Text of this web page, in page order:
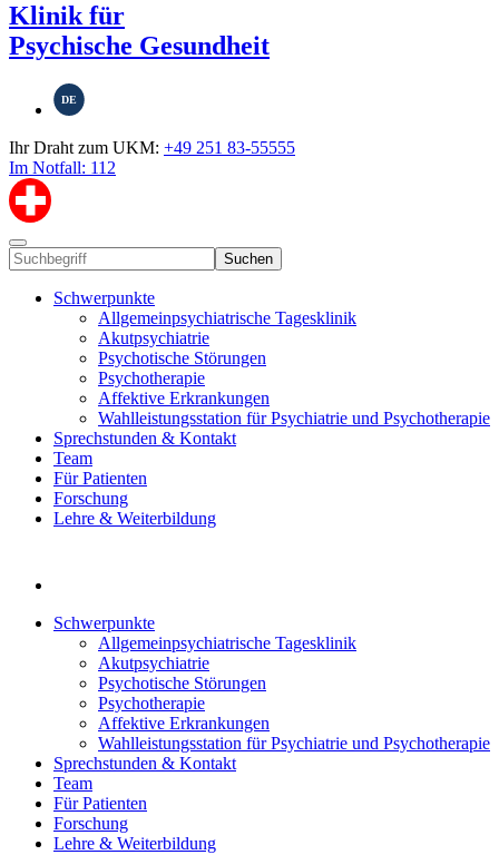
Klinik für
Psychische Gesundheit
DE
Ihr Draht zum UKM: +49 251 83-55555
Im Notfall: 112
Suchen
Schwerpunkte
Allgemeinpsychiatrische Tagesklinik
Akutpsychiatrie
Psychotische Störungen
Psychotherapie
Affektive Erkrankungen
Wahlleistungsstation für Psychiatrie und Psychotherapie
Sprechstunden & Kontakt
Team
Für Patienten
Forschung
Lehre & Weiterbildung
Schwerpunkte
Allgemeinpsychiatrische Tagesklinik
Akutpsychiatrie
Psychotische Störungen
Psychotherapie
Affektive Erkrankungen
Wahlleistungsstation für Psychiatrie und Psychotherapie
Sprechstunden & Kontakt
Team
Für Patienten
Forschung
Lehre & Weiterbildung